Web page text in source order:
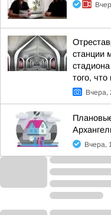
станции
того,
Вчера,
Вчера,